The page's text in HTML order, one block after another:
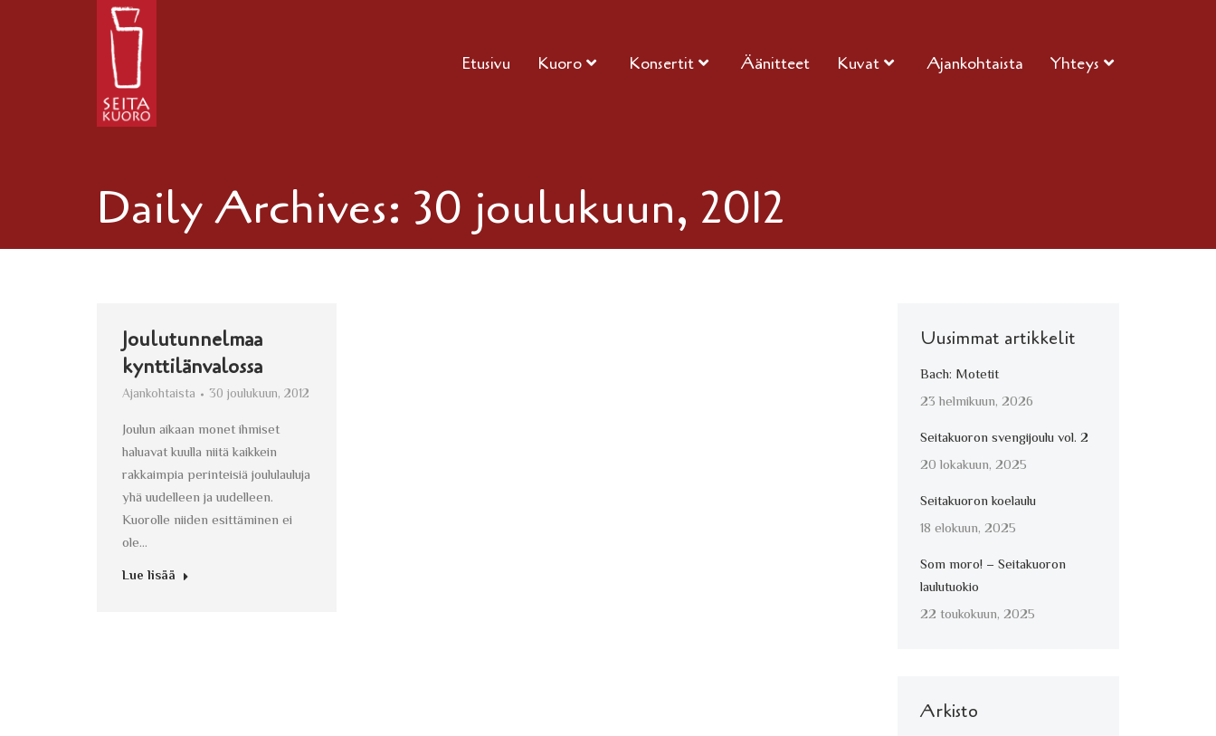
Etusivu Kuoro Konsertit Äänitteet Kuvat Ajankohtaista Yhteys
Daily Archives: 30 joulukuun, 2012
Joulutunnelmaa
kynttilänvalossa
Ajankohtaista 30 joulukuun, 2012
Joulun aikaan monet ihmiset
haluavat kuulla niitä kaikkein
rakkaimpia perinteisiä joululauluja
yhä uudelleen ja uudelleen.
Kuorolle niiden esittäminen ei
ole…
Lue lisää
Uusimmat artikkelit
Bach: Motetit
23 helmikuun, 2026
Seitakuoron svengijoulu vol. 2
20 lokakuun, 2025
Seitakuoron koelaulu
18 elokuun, 2025
Som moro! – Seitakuoron
laulutuokio
22 toukokuun, 2025
Arkisto